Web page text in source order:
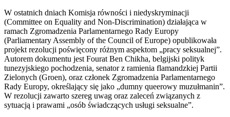
W ostatnich dniach Komisja równości i niedyskryminacji
(Committee on Equality and Non-Discrimination) działająca w
ramach Zgromadzenia Parlamentarnego Rady Europy
(Parliamentary Assembly of the Council of Europe) opublikowała
projekt rezolucji poświęcony różnym aspektom „pracy seksualnej”.
Autorem dokumentu jest Fourat Ben Chikha, belgijski polityk
tunezyjskiego pochodzenia, senator z ramienia flamandzkiej Partii
Zielonych (Groen), oraz członek Zgromadzenia Parlamentarnego
Rady Europy, określający się jako „dumny queerowy muzułmanin”.
W rezolucji zawarto szereg uwag oraz zaleceń związanych z
sytuacją i prawami „osób świadczących usługi seksualne”.